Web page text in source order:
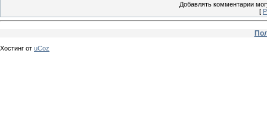
Добавлять комментарии
[
Хостинг от uCoz